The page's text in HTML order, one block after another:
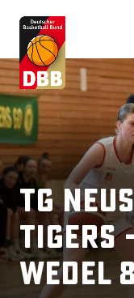
TG
Tigers
Wedel